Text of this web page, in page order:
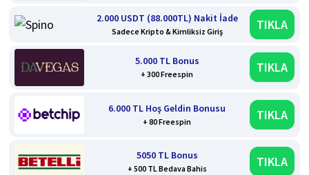
2.000 USDT (88.000TL) Nakit İade
Sadece Kripto & Kimliksiz Giriş TIKLA
5.000 TL Bonus
+ 300 Freespin TIKLA
6.000 TL Hoş Geldin Bonusu
+ 80 Freespin TIKLA
5050 TL Bonus
+ 500 TL Bedava Bahis TIKLA